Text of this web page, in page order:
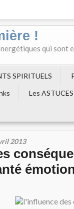
!
qui sont
SPIRITUELS
Les
2013